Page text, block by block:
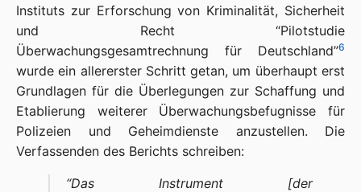
Instituts zur Erforschung von Kriminalität, Sicherheit
und Recht “Pilotstudie
Überwachungsgesamtrechnung für Deutschland”6
wurde ein allererster Schritt getan, um überhaupt erst
Grundlagen für die Überlegungen zur Schaffung und
Etablierung weiterer Überwachungsbefugnisse für
Polizeien und Geheimdienste anzustellen. Die
Verfassenden des Berichts schreiben:
“Das Instrument [der